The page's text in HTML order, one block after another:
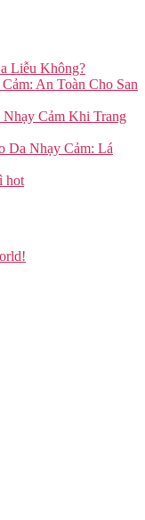
Liễu Không?
An Toàn Cho San
Cảm Khi Trang
Da Nhạy Cảm: Lá
hot